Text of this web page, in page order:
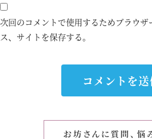
次回のコメントで使用するためブラウ
ス、サイトを保存する。